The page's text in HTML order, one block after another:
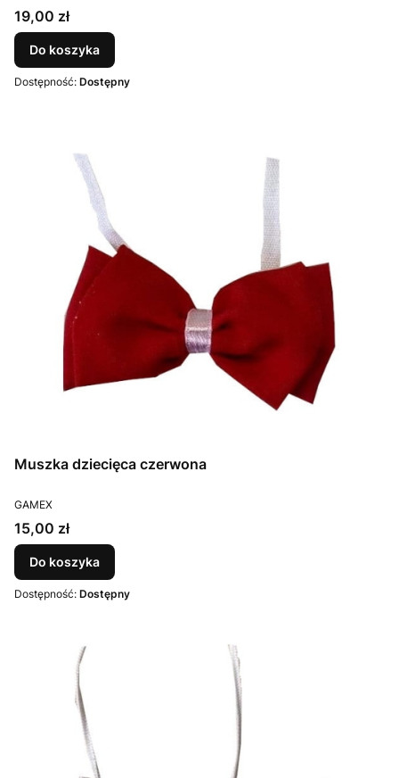
Cena
19,00 zł
Do koszyka
Dostępność: Dostępny
Muszka dziecięca czerwona
PRODUCENT
GAMEX
Cena
15,00 zł
Do koszyka
Dostępność: Dostępny